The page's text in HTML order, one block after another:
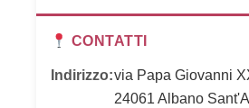
CONTATTI
Indirizzo:via Papa Giovanni
24061 Albano